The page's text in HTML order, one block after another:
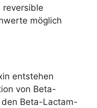
reversible
möglich
entstehen
von Beta-
den Beta-Lactam-